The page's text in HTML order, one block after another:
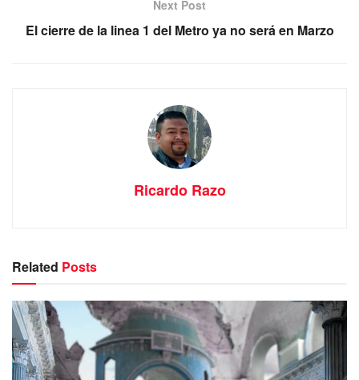
Next Post
El cierre de la linea 1 del Metro ya no será en Marzo
Ricardo Razo
Related Posts